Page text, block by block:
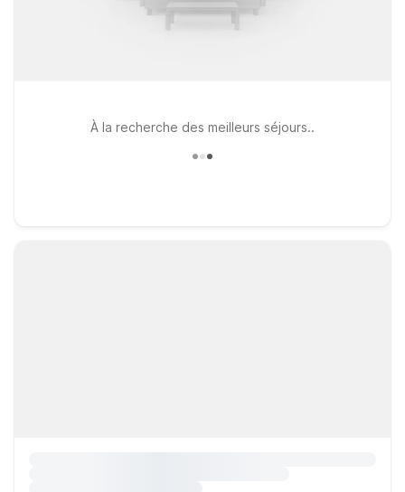
À la recherche des meilleurs séjours..